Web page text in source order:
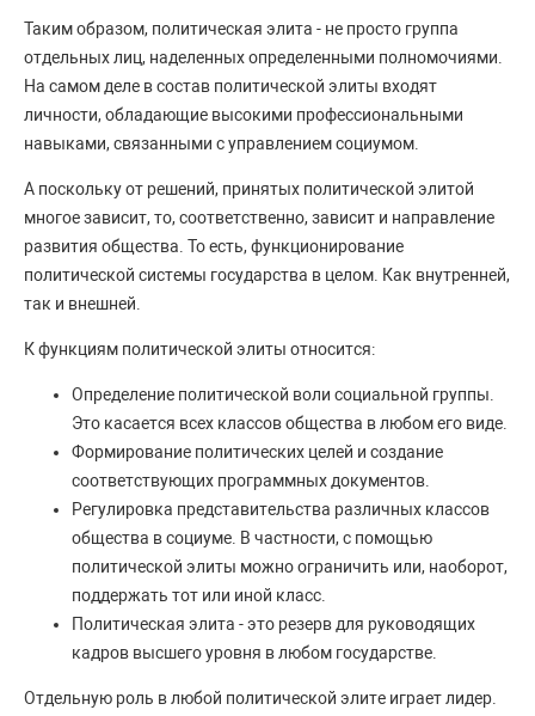
Таким образом, политическая элита - не просто группа
отдельных лиц, наделенных определенными полномочиями.
На самом деле в состав политической элиты входят
личности, обладающие высокими профессиональными
навыками, связанными с управлением социумом.
А поскольку от решений, принятых политической элитой
многое зависит, то, соответственно, зависит и направление
развития общества. То есть, функционирование
политической системы государства в целом. Как внутренней,
так и внешней.
К функциям политической элиты относится:
Определение политической воли социальной группы.
Это касается всех классов общества в любом его виде.
Формирование политических целей и создание
соответствующих программных документов.
Регулировка представительства различных классов
общества в социуме. В частности, с помощью
политической элиты можно ограничить или, наоборот,
поддержать тот или иной класс.
Политическая элита - это резерв для руководящих
кадров высшего уровня в любом государстве.
Отдельную роль в любой политической элите играет лидер.